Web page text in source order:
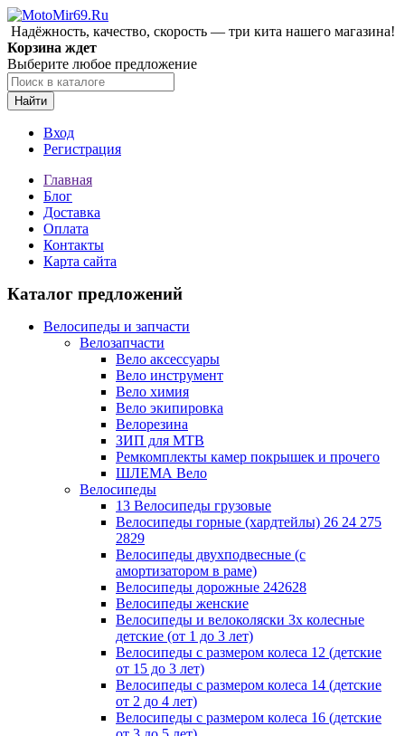
Надёжность, качество, скорость — три кита нашего магазина!
Корзина ждет
Выберите любое предложение
Найти
Вход
Регистрация
Главная
Блог
Доставка
Оплата
Контакты
Карта сайта
Каталог предложений
Велосипеды и запчасти
Велозапчасти
Вело аксессуары
Вело инструмент
Вело химия
Вело экипировка
Велорезина
ЗИП для MTB
Ремкомплекты камер покрышек и прочего
ШЛЕМА Вело
Велосипеды
13 Велосипеды грузовые
Велосипеды горные (хардтейлы) 26 24 275
2829
Велосипеды двухподвесные (с
амортизатором в раме)
Велосипеды дорожные 242628
Велосипеды женские
Велосипеды и велоколяски 3х колесные
детские (от 1 до 3 лет)
Велосипеды с размером колеса 12 (детские
от 15 до 3 лет)
Велосипеды с размером колеса 14 (детские
от 2 до 4 лет)
Велосипеды с размером колеса 16 (детские